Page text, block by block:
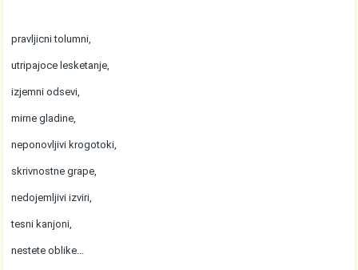
pravljicni tolumni,
utripajoce lesketanje,
izjemni odsevi,
mirne gladine,
neponovljivi krogotoki,
skrivnostne grape,
nedojemljivi izviri,
tesni kanjoni,
nestete oblike...